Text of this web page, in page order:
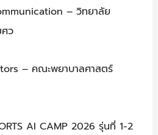
– วิทยาลัย
ว
– คณะพยาบาลศาสตร์
AI CAMP 2026 รุ่นที่ 1-2